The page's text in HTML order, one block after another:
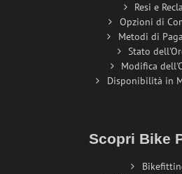
Resi e
Opzioni di
Metodi di
Stato
Modifica
Disponibilità in
Scopri Bike